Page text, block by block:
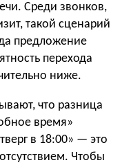
Среди звонков,
такой сценарий
предложение
перехода
ниже.
что разница
время»
в 18:00» — это
Чтобы